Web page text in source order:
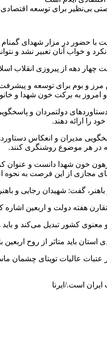
فرصتی بی‌نظیر برای توسعه‌
با حضور در مزار شهدای
و خواب آنان تعبیر نشد و
دهه از پیروزی انقلاب
این مرز و بوم برای توسعه‌ و
و امروز به برکت خون شهدا و
دولتمردان و
را ارائه دهند.
پاسخگویی مدیران و انعکاس
در هر موضوع روشنگری کنند.
مرهون خون شهدا دانست و
مجازی از این فرصت به نحوه
گفت: شهیدان رجایی و
تقارن هفته‌ دولت و اربعین
معنوی کشور تبدیل می‌کند و
استان باید متاثر از روح
عتبات عالیات تویتای